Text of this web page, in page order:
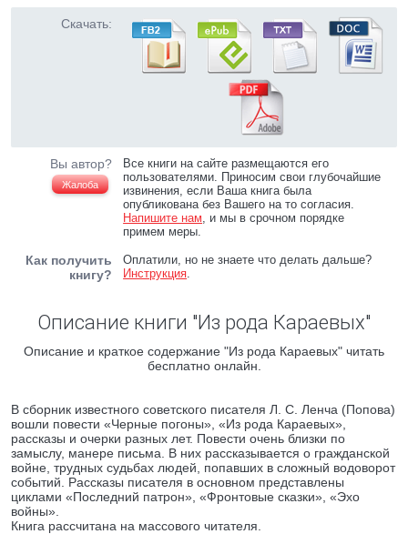
Скачать:
Вы автор?
Жалоба
Все книги на сайте размещаются его
пользователями. Приносим свои глубочайшие
извинения, если Ваша книга была
опубликована без Вашего на то согласия.
Напишите нам, и мы в срочном порядке
примем меры.
Как получить
книгу?
Оплатили, но не знаете что делать дальше?
Инструкция.
Описание книги "Из рода Караевых"
Описание и краткое содержание "Из рода Караевых" читать
бесплатно онлайн.
В сборник известного советского писателя Л. С. Ленча (Попова)
вошли повести «Черные погоны», «Из рода Караевых»,
рассказы и очерки разных лет. Повести очень близки по
замыслу, манере письма. В них рассказывается о гражданской
войне, трудных судьбах людей, попавших в сложный водоворот
событий. Рассказы писателя в основном представлены
циклами «Последний патрон», «Фронтовые сказки», «Эхо
войны».
Книга рассчитана на массового читателя.